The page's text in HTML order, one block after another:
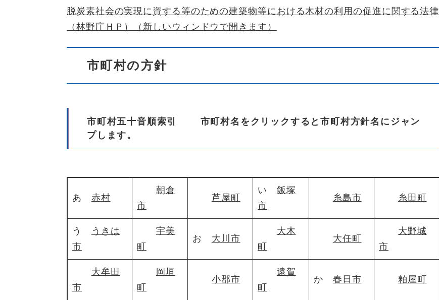
脱炭素社会の実現に資する等のための建築物等における木材の利用の促進に関する法律
（林野庁ＨＰ）（新しいウィンドウで開きます）
市町村の方針
市町村五十音順索引 市町村名をクリックすると市町村方針名にジャン
プします。
あ 赤村
朝倉
市
芦屋町
い 飯塚
市
糸島市 糸田町
う
うきは
市
宇美
町
お 大川市
大木
町
大任町
大野城
市
大牟田
市
岡垣
町
小郡市
遠賀
町
か 春日市 粕屋町